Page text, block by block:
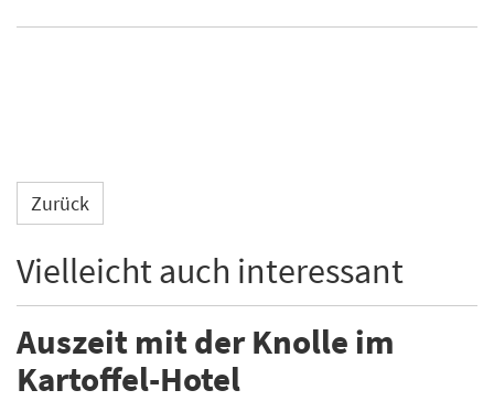
Zurück
Vielleicht auch interessant
Auszeit mit der Knolle im
Kartoffel-Hotel